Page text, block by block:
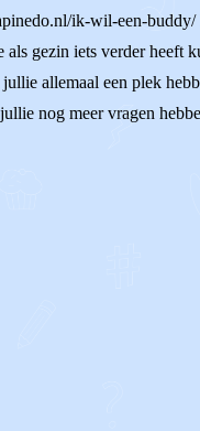
ik-wil-een-buddy/
gezin iets verder heeft
jullie allemaal een plek
nog meer vragen